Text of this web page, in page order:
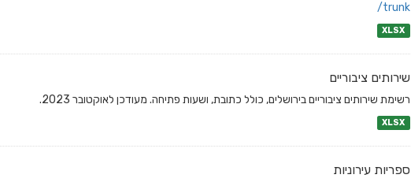
trunk/
XLSX
שירותים ציבוריים
רשימת שירותים ציבוריים בירושלים, כולל כתובת, ושעות פתיחה. מעודכן לאוקטובר 2023.
XLSX
ספריות עירוניות